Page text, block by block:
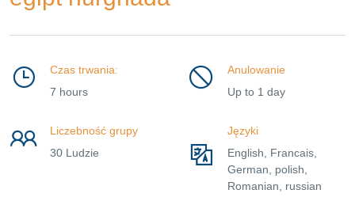
Czas trwania:
7 hours
Anulowanie
Up to 1 day
Liczebność grupy
30 Ludzie
Języki
English, Francais,
German, polish,
Romanian, russian